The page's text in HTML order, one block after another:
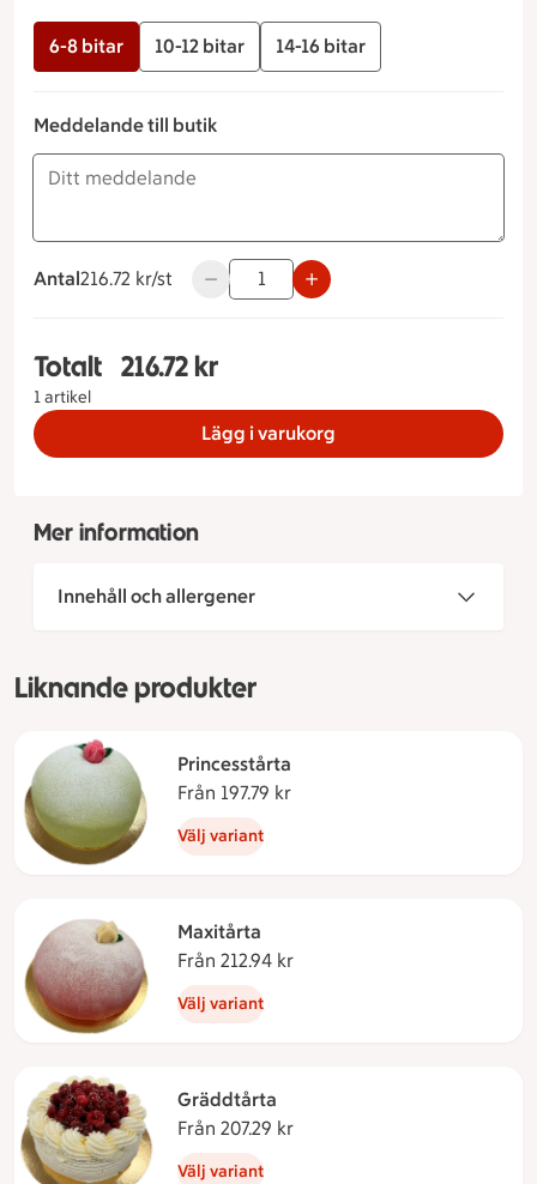
6-8 bitar 10-12 bitar 14-16 bitar
Meddelande till butik
Antal
216.72 kronor styck
216.72 kr/st Använd knapparna för att minska
Totalt
1 artikel
Totalt 1 stycken Schwarzwaldtårta Storlek på
216.72 kr
Lägg i varukorg
Mer information
Innehåll och allergener
Liknande produkter
Princesstårta
Från 197.79 kr
Välj variant
Maxitårta
Från 212.94 kr
Välj variant
Gräddtårta
Från 207.29 kr
Välj variant